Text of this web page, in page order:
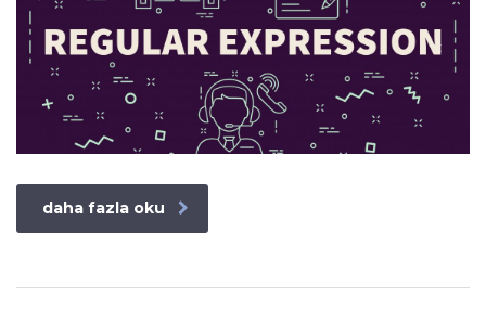
daha fazla oku